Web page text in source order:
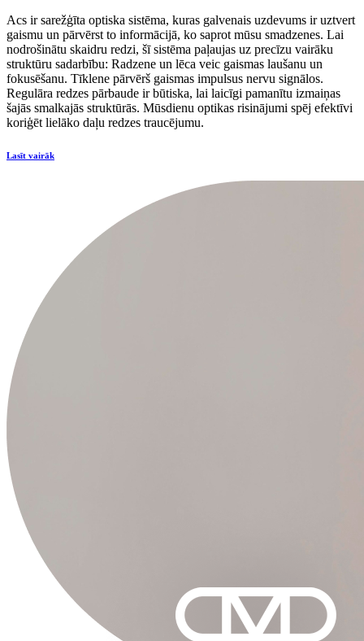
Acs ir sarežģīta optiska sistēma, kuras galvenais uzdevums ir uztvert
gaismu un pārvērst to informācijā, ko saprot mūsu smadzenes. Lai
nodrošinātu skaidru redzi, šī sistēma paļaujas uz precīzu vairāku
struktūru sadarbību: Radzene un lēca veic gaismas laušanu un
fokusēšanu. Tīklene pārvērš gaismas impulsus nervu signālos.
Regulāra redzes pārbaude ir būtiska, lai laicīgi pamanītu izmaiņas
šajās smalkajās struktūrās. Mūsdienu optikas risinājumi spēj efektīvi
koriģēt lielāko daļu redzes traucējumu.
Lasīt vairāk